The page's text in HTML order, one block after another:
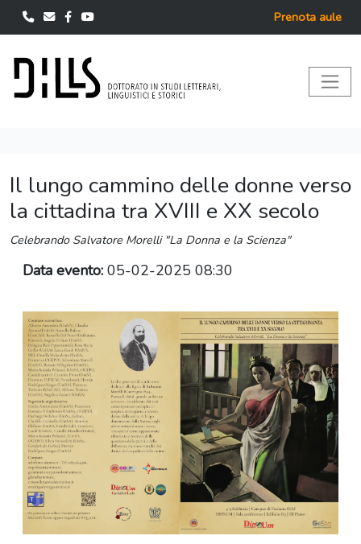
Prenota aule
Il lungo cammino delle donne verso
la cittadina tra XVIII e XX secolo
Celebrando Salvatore Morelli "La Donna e la Scienza"
Data evento: 05-02-2025 08:30